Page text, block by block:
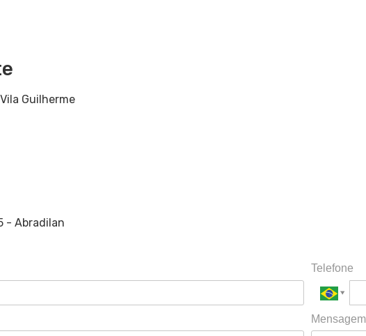
Guilherme
- Abradilan
Telefone